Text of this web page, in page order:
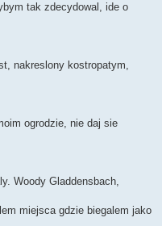
tak zdecydowal, ide o
nakreslony kostropatym,
ogrodzie, nie daj sie
Woody Gladdensbach,
miejsca gdzie biegalem jako